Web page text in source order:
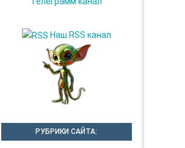
Наш RSS канал
РУБРИКИ САЙТА: